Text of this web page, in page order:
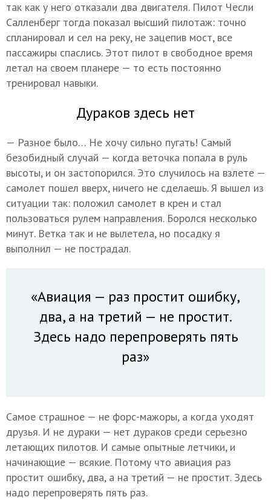
так как у него отказали два двигателя. Пилот Чесли
Салленберг тогда показал высший пилотаж: точно
спланировал и сел на реку, не зацепив мост, все
пассажиры спаслись. Этот пилот в свободное время
летал на своем планере — то есть постоянно
тренировал навыки.
Дураков здесь нет
— Разное было… Не хочу сильно пугать! Самый
безобидный случай — когда веточка попала в руль
высоты, и он застопорился. Это случилось на взлете —
самолет пошел вверх, ничего не сделаешь. Я вышел из
ситуации так: положил самолет в крен и стал
пользоваться рулем направления. Боролся несколько
минут. Ветка так и не вылетела, но посадку я
выполнил — не пострадал.
«Авиация — раз простит ошибку,
два, а на третий — не простит.
Здесь надо перепроверять пять
раз»
Самое страшное — не форс-мажоры, а когда уходят
друзья. И не дураки — нет дураков среди серьезно
летающих пилотов. И самые опытные летчики, и
начинающие — всякие. Потому что авиация раз
простит ошибку, два, а на третий — не простит. Здесь
надо перепроверять пять раз.